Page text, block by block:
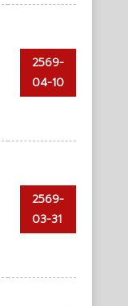
2569-
04-10
2569-
03-31